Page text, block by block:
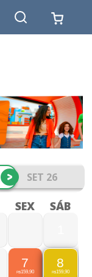
SET 26
>
SEX SÁB
7
R$159,90
8
R$159,90